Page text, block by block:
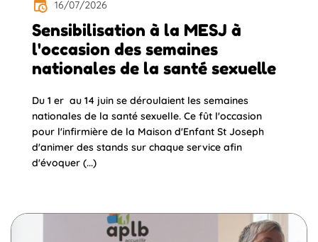
16/07/2026
Sensibilisation à la MESJ à
l'occasion des semaines
nationales de la santé sexuelle
Du 1 er au 14 juin se déroulaient les semaines
nationales de la santé sexuelle. Ce fût l'occasion
pour l'infirmière de la Maison d'Enfant St Joseph
d'animer des stands sur chaque service afin
d'évoquer (...)